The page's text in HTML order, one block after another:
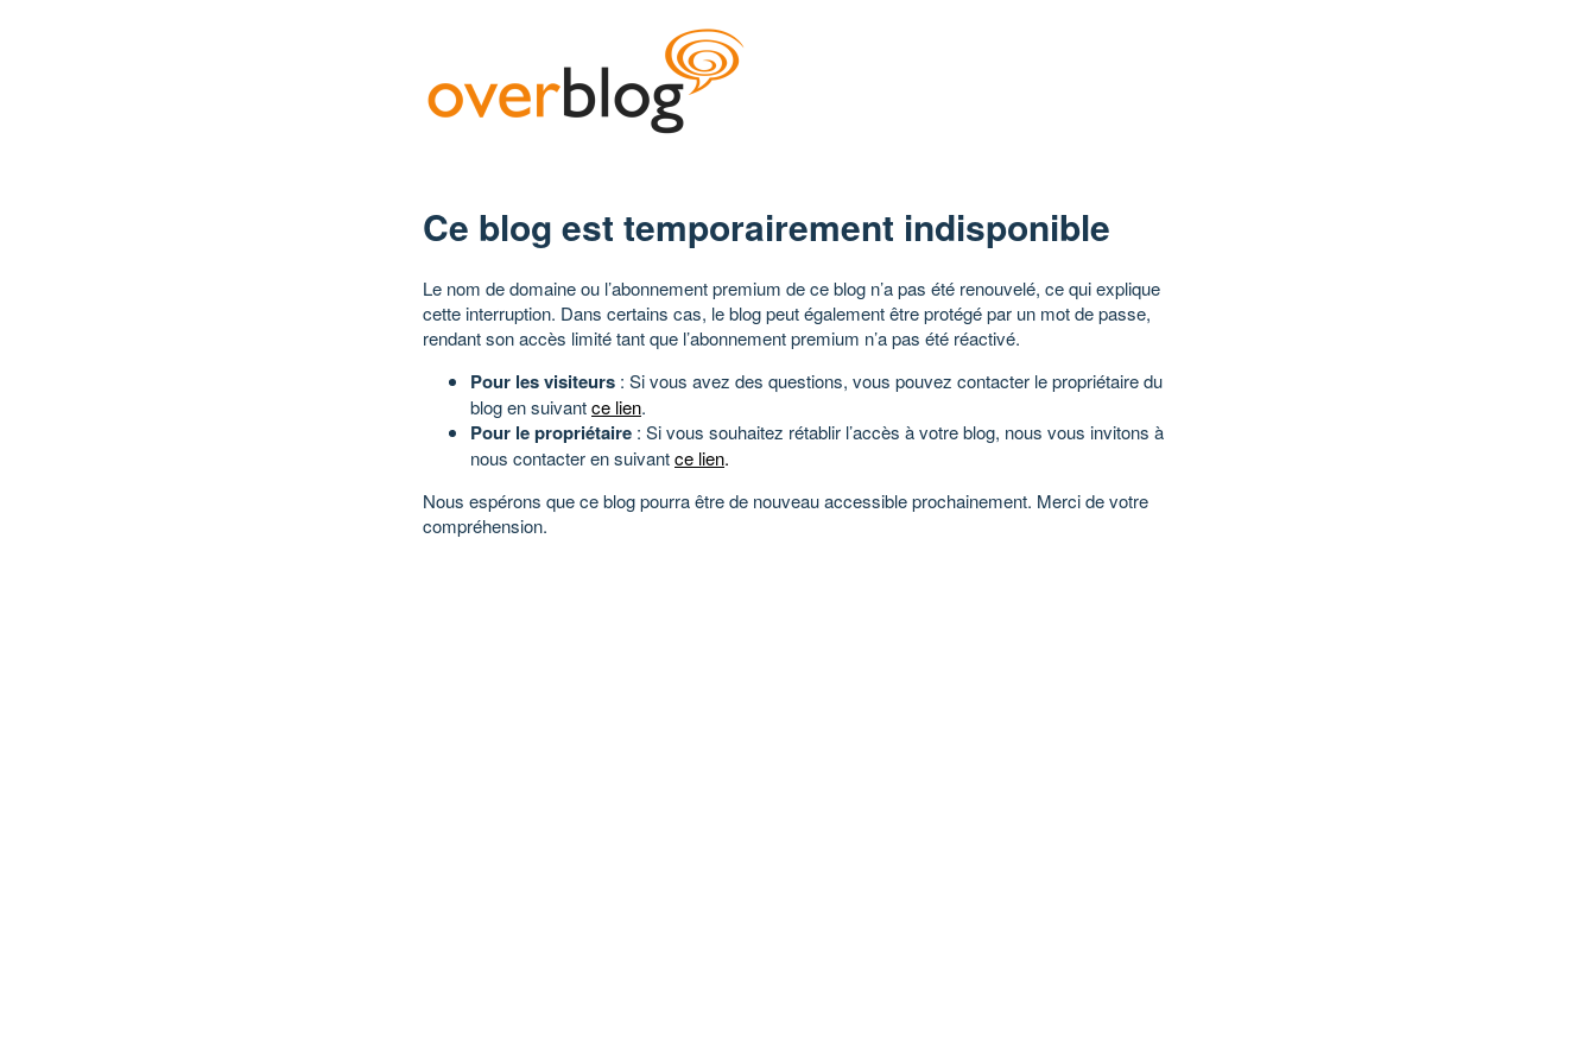
Ce blog est temporairement indisponible
Le nom de domaine ou l’abonnement premium de ce blog n’a pas été renouvelé, ce qui explique
cette interruption. Dans certains cas, le blog peut également être protégé par un mot de passe,
rendant son accès limité tant que l’abonnement premium n’a pas été réactivé.
Pour les visiteurs : Si vous avez des questions, vous pouvez contacter le propriétaire du
blog en suivantce lien.
Pour le propriétaire : Si vous souhaitez rétablir l’accès à votre blog, nous vous invitons à
nous contacter en suivantce lien.
Nous espérons que ce blog pourra être de nouveau accessible prochainement. Merci de votre
compréhension.